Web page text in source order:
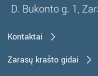
D. Bukonto g. 1,
Kontaktai
Zarasų krašto gidai